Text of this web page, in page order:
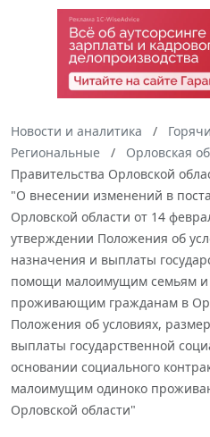
Новости и аналитика
Региональные
Орловская
Правительства Орловской
"О внесении изменений в
Орловской области от 14
утверждении Положения об
назначения и выплаты
помощи малоимущим семьям
проживающим гражданам в
Положения об условиях,
выплаты государственной
основании социального
малоимущим одиноко
Орловской области"